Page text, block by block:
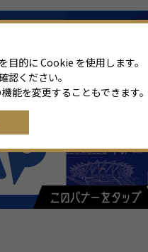
目的に Cookie を使用します。
認ください。
能を変更することもできます